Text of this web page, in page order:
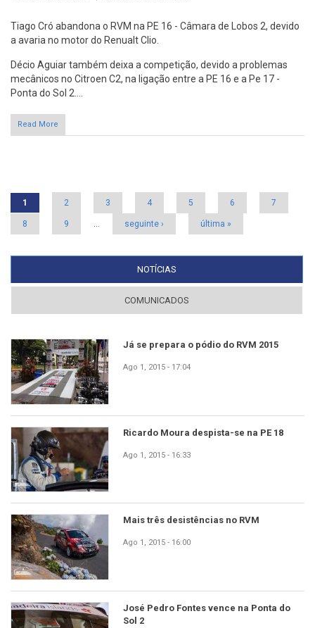
Tiago Cró abandona o RVM na PE 16 - Câmara de Lobos 2, devido
a avaria no motor do Renualt Clio.
Décio Aguiar também deixa a competição, devido a problemas
mecânicos no Citroen C2, na ligação entre a PE 16 e a Pe 17 -
Ponta do Sol 2....
Read More
Páginas
1 2 3 4 5 6 7
8 9 seguinte › última »
NOTÍCIAS
COMUNICADOS
Já se prepara o pódio do RVM 2015
Ago 1, 2015 - 17:04
Ricardo Moura despista-se na PE 18
Ago 1, 2015 - 16:33
Mais três desistências no RVM
Ago 1, 2015 - 16:00
José Pedro Fontes vence na Ponta do
Sol 2